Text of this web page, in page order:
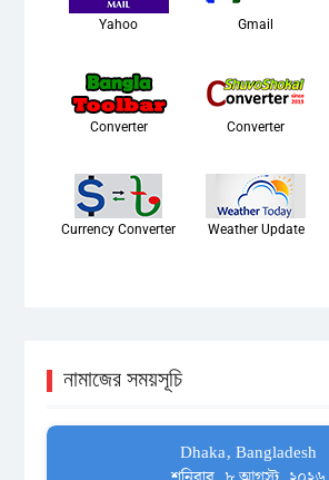
Yahoo Gmail
Converter Converter
Currency Converter Weather Update
নামাজের সময়সূচি
Dhaka, Bangladesh